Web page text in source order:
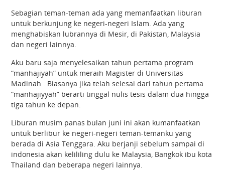
Sebagian teman-teman ada yang memanfaatkan liburan
untuk berkunjung ke negeri-negeri Islam. Ada yang
menghabiskan lubrannya di Mesir, di Pakistan, Malaysia
dan negeri lainnya.
Aku baru saja menyelesaikan tahun pertama program
“manhajiyah” untuk meraih Magister di Universitas
Madinah . Biasanya jika telah selesai dari tahun pertama
“manhajiyyah” berarti tinggal nulis tesis dalam dua hingga
tiga tahun ke depan.
Liburan musim panas bulan juni ini akan kumanfaatkan
untuk berlibur ke negeri-negeri teman-temanku yang
berada di Asia Tenggara. Aku berjanji sebelum sampai di
indonesia akan kelililing dulu ke Malaysia, Bangkok ibu kota
Thailand dan beberapa negeri lainnya.